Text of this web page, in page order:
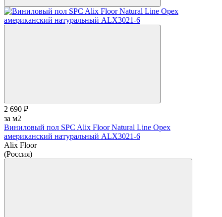
2 690 ₽
за м2
Виниловый пол SPC Alix Floor Natural Line Орех
американский натуральный ALX3021-6
Alix Floor
(Россия)